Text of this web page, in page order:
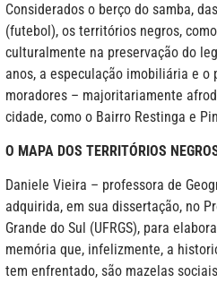
Considerados o berço do samba,
(futebol), os territórios negros,
culturalmente na preservação do
anos, a especulação imobiliária e
moradores – majoritariamente
cidade, como o Bairro Restinga e
O MAPA DOS TERRITÓRIOS
Daniele Vieira – professora de
adquirida, em sua dissertação, no
Grande do Sul (UFRGS), para
memória que, infelizmente, a
tem enfrentado, são mazelas